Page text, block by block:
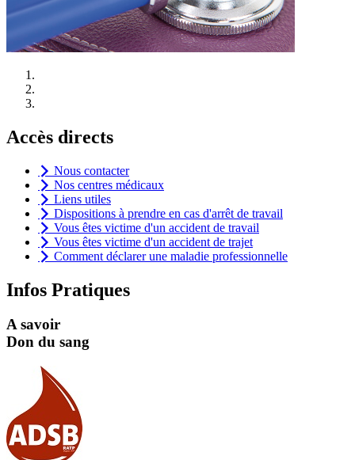
Accès directs
Nous contacter
Nos centres médicaux
Liens utiles
Dispositions à prendre en cas d'arrêt de travail
Vous êtes victime d'un accident de travail
Vous êtes victime d'un accident de trajet
Comment déclarer une maladie professionnelle
Infos Pratiques
A savoir
Don du sang